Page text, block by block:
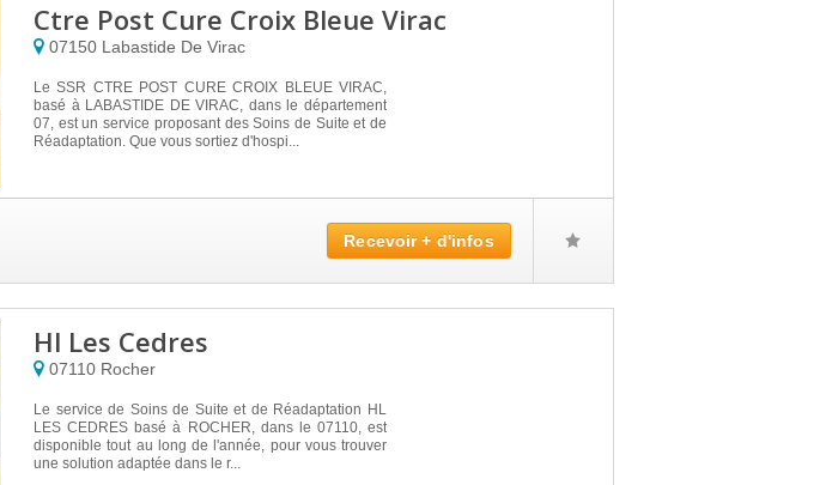
Ctre Post Cure Croix Bleue Virac
07150 Labastide De Virac
Le SSR CTRE POST CURE CROIX BLEUE VIRAC,
basé à LABASTIDE DE VIRAC, dans le département
07, est un service proposant des Soins de Suite et de
Réadaptation. Que vous sortiez d'hospi...
Recevoir + d'infos
Hl Les Cedres
07110 Rocher
Le service de Soins de Suite et de Réadaptation HL
LES CEDRES basé à ROCHER, dans le 07110, est
disponible tout au long de l'année, pour vous trouver
une solution adaptée dans le r...